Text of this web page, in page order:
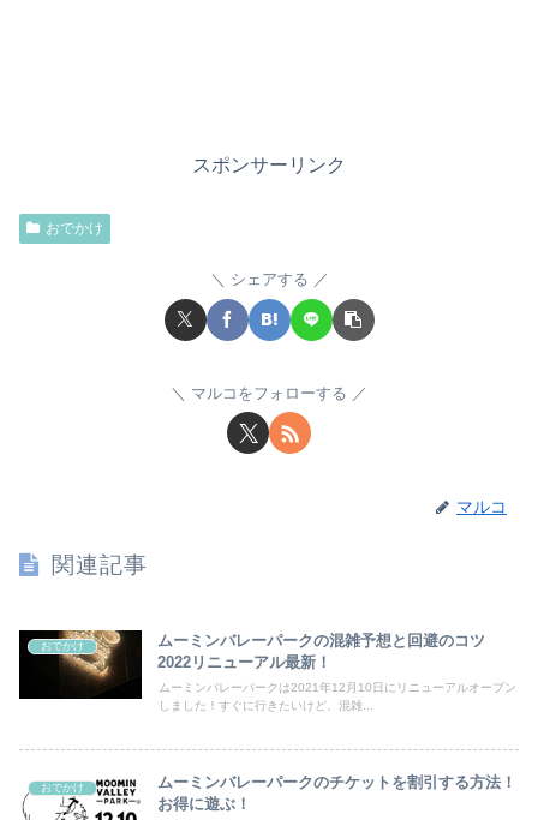
スポンサーリンク
おでかけ
シェアする
マルコをフォローする
マルコ
関連記事
おでかけ
ムーミンバレーパークの混雑予想と回避のコツ
2022リニューアル最新！
ムーミンバレーパークは2021年12月10日にリニューアルオープン
しました！すぐに行きたいけど、混雑...
おでかけ
ムーミンバレーパークのチケットを割引する方法！
お得に遊ぶ！